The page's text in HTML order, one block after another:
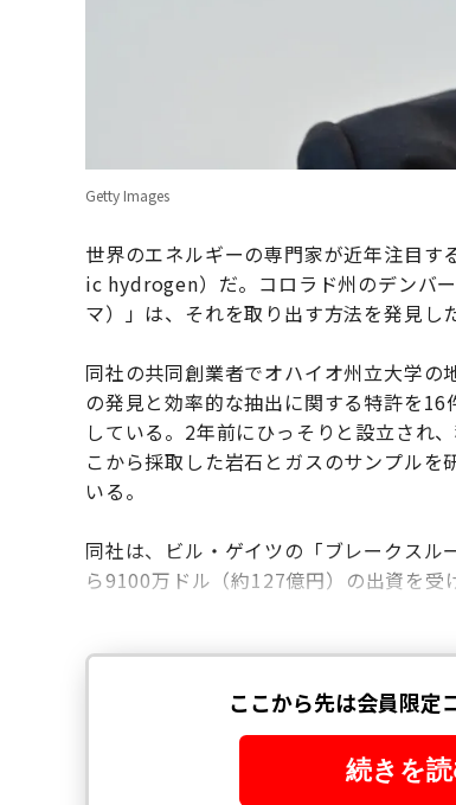
Getty Images
世界のエネルギーの専門家が近年注目
ic hydrogen）だ。コロラド州のデンバ
マ）」は、それを取り出す方法を発見し
同社の共同創業者でオハイオ州立大学
の発見と効率的な抽出に関する特許を
している。2年前にひっそりと設立され
こから採取した岩石とガスのサンプル
いる。
同社は、ビル・ゲイツの「ブレークスル
ら9100万ドル（約127億円）の出資を受